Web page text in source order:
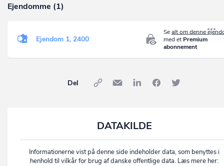
Ejendomme (1)
Sealt om denne
med et Premium
abonnement
Ejendom 1, 2400
Del
DATAKILDE
Informationerne vist på denne side indeholder data, som benyttes i
henhold til vilkår for brug af danske offentlige data. Læs mere her: